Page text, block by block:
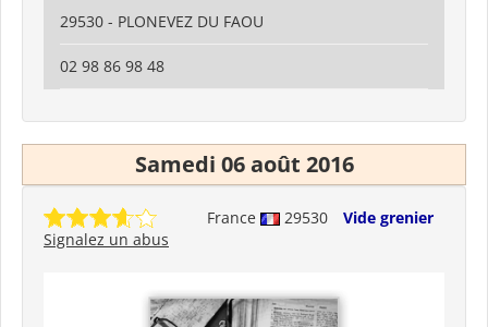
29530 - PLONEVEZ DU FAOU
02 98 86 98 48
Samedi 06 août 2016
France 29530
Vide grenier
Signalez un abus